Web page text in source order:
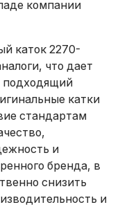
компании
каток 2270-
что дает
подходящий
катки
стандартам
и
бренда, в
снизить
и